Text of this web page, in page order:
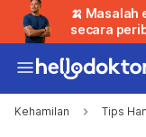
🍌 Masalah
secara
Kehamilan Tips